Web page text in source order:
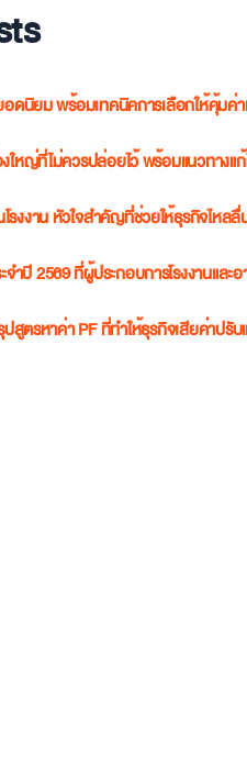
อดนิยม พร้อมเทคนิคการเลือกให้คุ้มค่
ใหญ่ที่ไม่ควรปล่อยไว้ พร้อมแนวทางแ
รงงาน หัวใจสำคัญที่ช่วยให้ธุรกิจไหล
ำปี 2569 ที่ผู้ประกอบการโรงงานและ
สูตรหาค่า PF ที่ทำให้ธุรกิจเสียค่าปรับ